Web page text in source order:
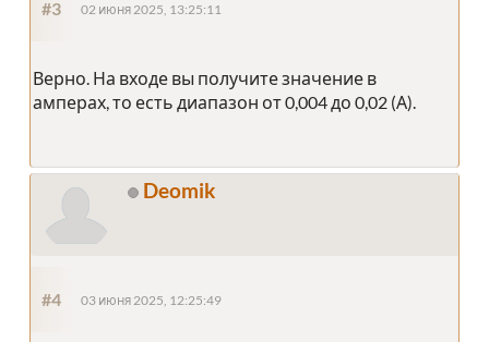
#3 02 июня 2025, 13:25:11
Верно. На входе вы получите значение в
амперах, то есть диапазон от 0,004 до 0,02 (А).
Deomik
#4 03 июня 2025, 12:25:49